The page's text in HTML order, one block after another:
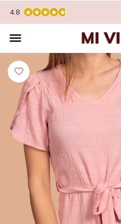
4.8